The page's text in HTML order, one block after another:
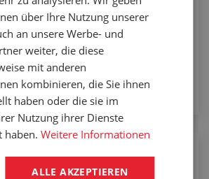
der Endarmatur am
durch Einpressen
über Ihre Nutzung unserer
an unsere Werbe- und
weiter, die diese
mit anderen
kombinieren, die Sie ihnen
haben oder die sie im
Nutzung ihrer Dienste
haben.Weitere Informationen
ALLE AKZEPTIEREN